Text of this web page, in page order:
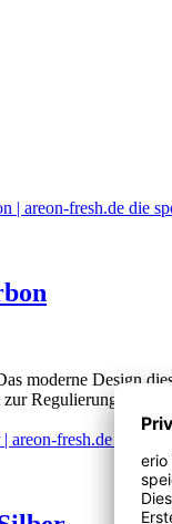
moderne Design
Regulierung der